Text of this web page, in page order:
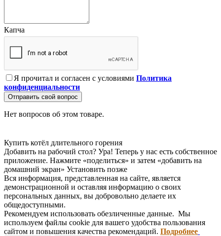
Капча
Я прочитал и согласен с условиями Политика
конфиденциальности
Отправить свой вопрос
Нет вопросов об этом товаре.
Купить котёл длительного горения
Добавить на рабочий стол? Ура! Теперь у нас есть собственное
приложение. Нажмите «поделиться» и затем «добавить на
домашний экран» Установить позже
Вся информация, представленная на сайте, является
демонстрационной и оставляя информацию о своих
персональных данных, вы добровольно делаете их
общедоступными.
Рекомендуем использовать обезличенные данные. Мы
используем файлы cookie для вашего удобства пользования
сайтом и повышения качества рекомендаций. Подробнее